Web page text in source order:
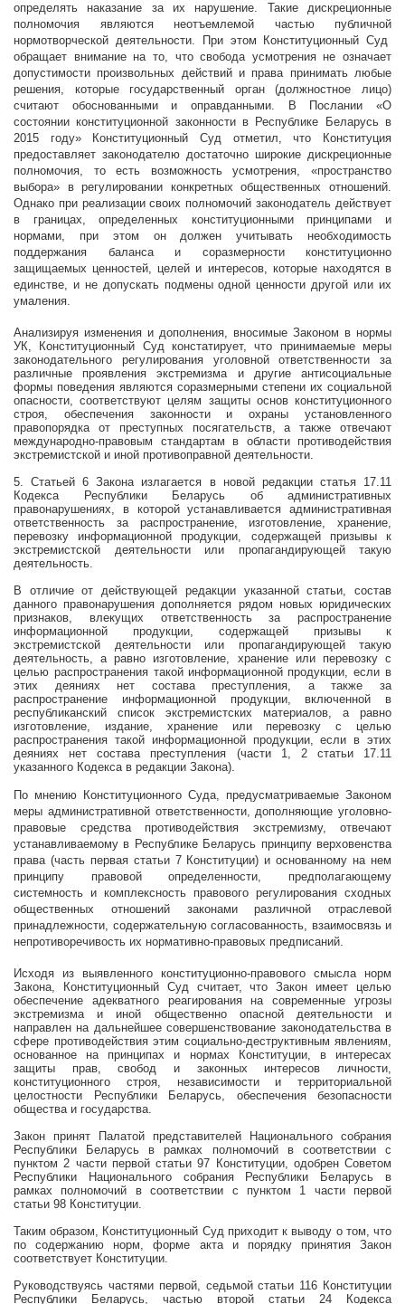
определять наказание за их нарушение. Такие дискреционные
полномочия являются неотъемлемой
частью
публичной
нормотворческой деятельности. При этом Конституционный Суд
обращает внимание на то, что свобода усмотрения не означает
допустимости произвольных действий и права принимать любые
решения, которые государственный орган (должностное лицо)
считают обоснованными и оправданными.
В
Послании «О
состоянии конституционной законности в Республике Беларусь в
2015 году» Конституционный Суд отметил, что Конституция
предоставляет законодателю достаточно широкие дискреционные
полномочия, то есть возможность усмотрения, «пространство
выбора» в регулировании конкретных общественных отношений.
Однако при реализации своих полномочий законодатель действует
в границах, определенных конституционными принципами и
нормами, при этом он должен учитывать необходимость
поддержания баланса и соразмерности конституционно
защищаемых ценностей, целей и интересов, которые находятся в
единстве, и не допускать подмены одной ценности другой или их
умаления.
Анализируя изменения и дополнения, вносимые Законом в нормы
УК, Конституционный Суд констатирует, что принимаемые меры
законодательного регулирования уголовной ответственности за
различные проявления экстремизма и другие антисоциальные
формы поведения являются соразмерными степени их социальной
опасности, соответствуют целям защиты основ конституционного
строя, обеспечения законности и охраны установленного
правопорядка от преступных посягательств, а также отвечают
международно-правовым стандартам в области противодействия
экстремистской и иной противоправной деятельности.
5. Статьей 6 Закона излагается в новой редакции статья 17.11
Кодекса Республики Беларусь об административных
правонарушениях, в которой устанавливается административная
ответственность за распространение, изготовление, хранение,
перевозку информационной продукции, содержащей призывы к
экстремистской деятельности или пропагандирующей такую
деятельность.
В отличие от действующей редакции указанной статьи, состав
данного правонарушения дополняется рядом новых юридических
признаков, влекущих ответственность за распространение
информационной продукции, содержащей призывы к
экстремистской деятельности или пропагандирующей такую
деятельность, а равно изготовление, хранение или перевозку с
целью распространения такой информационной продукции, если в
этих деяниях нет состава преступления, а также за
распространение информационной продукции, включенной в
республиканский список экстремистских материалов, а равно
изготовление, издание, хранение или перевозку с целью
распространения такой информационной продукции, если в этих
деяниях нет состава преступления (части 1, 2 статьи 17.11
указанного Кодекса в редакции Закона).
По мнению Конституционного Суда, предусматриваемые Законом
меры административной ответственности, дополняющие уголовно-
правовые средства противодействия экстремизму, отвечают
устанавливаемому в Республике Беларусь принципу верховенства
права (часть первая статьи 7 Конституции) и основанному на нем
принципу правовой определенности, предполагающему
системность и комплексность правового регулирования сходных
общественных отношений законами различной отраслевой
принадлежности, содержательную согласованность, взаимосвязь и
непротиворечивость их нормативно-правовых предписаний.
Исходя из выявленного конституционно-правового смысла норм
Закона, Конституционный Суд считает, что Закон имеет целью
обеспечение адекватного реагирования на современные угрозы
экстремизма и иной общественно опасной деятельности и
направлен на дальнейшее совершенствование законодательствав
сфере противодействия этим социально-деструктивным явлениям,
основанное на принципах и нормах Конституции, в интересах
защиты прав, свобод и законных интересов личности,
конституционного строя, независимости и территориальной
целостности Республики Беларусь, обеспечения безопасности
общества и государства.
Закон принят Палатой представителей Национального собрания
Республики Беларусь в рамках полномочий в соответствии с
пунктом 2 части первой статьи 97 Конституции, одобрен Советом
Республики Национального собрания Республики Беларусь в
рамках полномочий в соответствии с пунктом 1 части первой
статьи 98 Конституции.
Таким образом, Конституционный Суд приходит к выводу о том, что
по содержанию норм, форме акта и порядку принятия Закон
соответствует Конституции.
Руководствуясь частями первой, седьмой статьи 116 Конституции
Республики Беларусь, частью второй статьи 24 Кодекса